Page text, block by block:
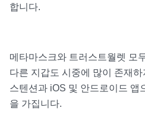
합니다.
메타마스크와 트러스트월렛 모
다른 지갑도 시중에 많이 존재
스텐션과 iOS 및 안드로이드 앱
을 가집니다.